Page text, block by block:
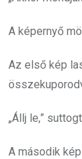
A képernyő
Az első kép
„Állj le,”
A második